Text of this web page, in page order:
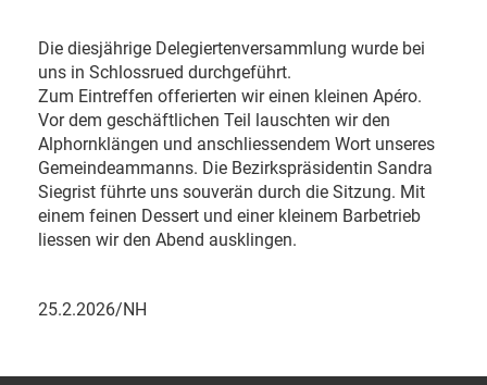
Die diesjährige Delegiertenversammlung wurde bei
uns in Schlossrued durchgeführt.
Zum Eintreffen offerierten wir einen kleinen Apéro.
Vor dem geschäftlichen Teil lauschten wir den
Alphornklängen und anschliessendem Wort unseres
Gemeindeammanns. Die Bezirkspräsidentin Sandra
Siegrist führte uns souverän durch die Sitzung. Mit
einem feinen Dessert und einer kleinem Barbetrieb
liessen wir den Abend ausklingen.
25.2.2026/NH